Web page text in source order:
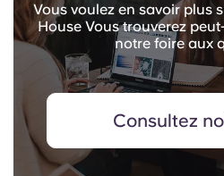
Vous voulez en savoir plus
House Vous trouverez
notre foire aux
Consultez